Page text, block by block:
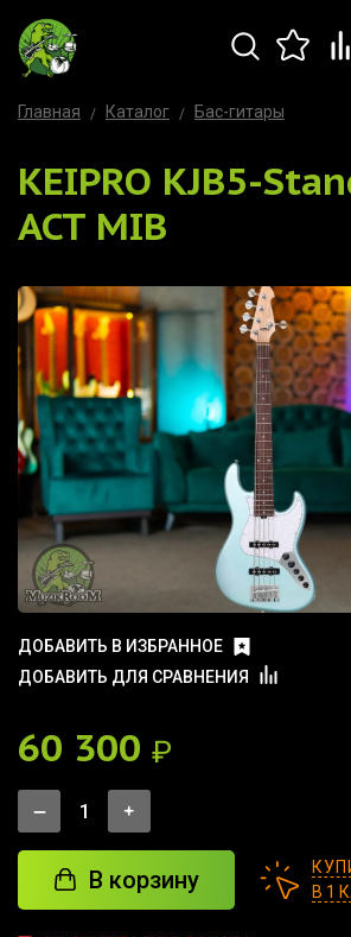
Главная Каталог Бас-гитары
KEIPRO KJB5-
ACT MIB
ДОБАВИТЬ В ИЗБРАННОЕ
ДОБАВИТЬ ДЛЯ СРАВНЕНИЯ
60 300 ₽
В корзину
В 1